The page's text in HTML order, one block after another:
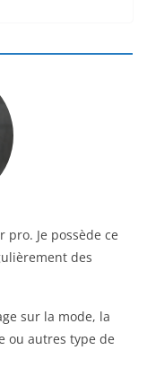
pro. Je possède ce
des
sur la mode, la
ou autres type de